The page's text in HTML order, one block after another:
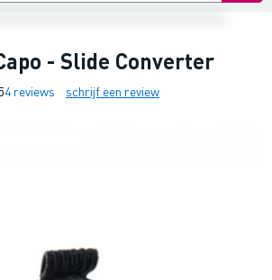
- Slide Converter
4 reviews schrijf een review